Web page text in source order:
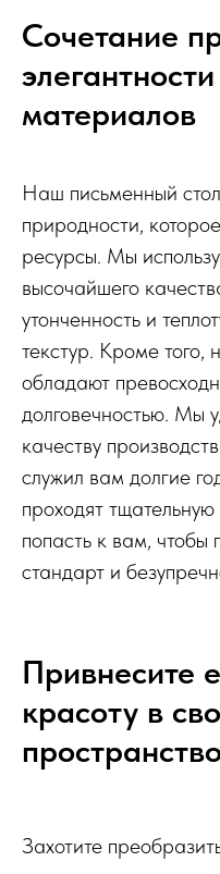
Сочетание
материалов
Наш письменный
природности,
ресурсы. Мы
высочайшего
утонченность и
текстур. Кроме того,
обладают
долговечностью. Мы
качеству
служил вам долгие
проходят
попасть к вам, чтобы
стандарт и
Привнесите
красоту в
Захотите